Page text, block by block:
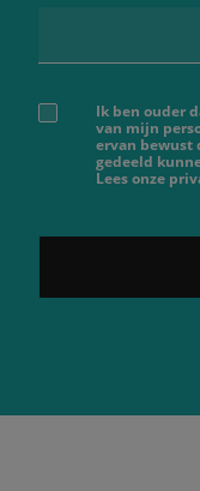
Ik ben ouder
van mijn
ervan bewust
gedeeld
Lees onze